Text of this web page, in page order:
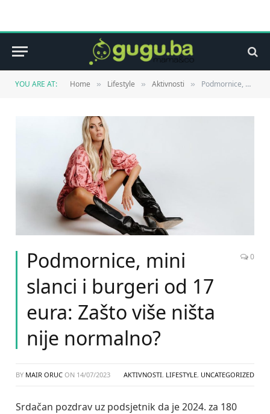
YOU ARE AT: Home » Lifestyle » Aktivnosti » Podmornice, mini slanci i burgeri od 17 eura: Zašto više ništa nije normalno?
Podmornice, mini
slanci i burgeri od 17
eura: Zašto više ništa
nije normalno?
0
BY MAIR ORUC ON 14/07/2023 AKTIVNOSTI, LIFESTYLE, UNCATEGORIZED
Srdačan pozdrav uz podsjetnik da je 2024. za 180